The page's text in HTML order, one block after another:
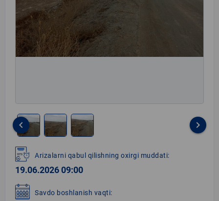
1
of
3
keyboard_arrow_left keyboard_arrow_right
Arizalarni qabul qilishning oxirgi muddati:
19.06.2026 09:00
Savdo boshlanish vaqti: